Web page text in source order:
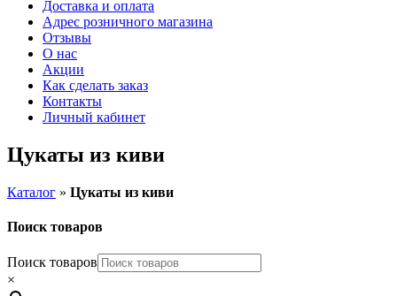
Доставка и оплата
Адрес розничного магазина
Отзывы
О нас
Акции
Как сделать заказ
Контакты
Личный кабинет
Цукаты из киви
Каталог » Цукаты из киви
Поиск товаров
Поиск товаров
×